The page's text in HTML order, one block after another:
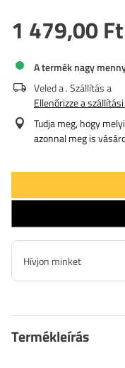
1 479,00 Ft
A termék nagy
Veled a. Szállítás a
Ellenőrizze a
Tudja meg, hogy
azonnal meg is
Hívjon minket
Termékleírás